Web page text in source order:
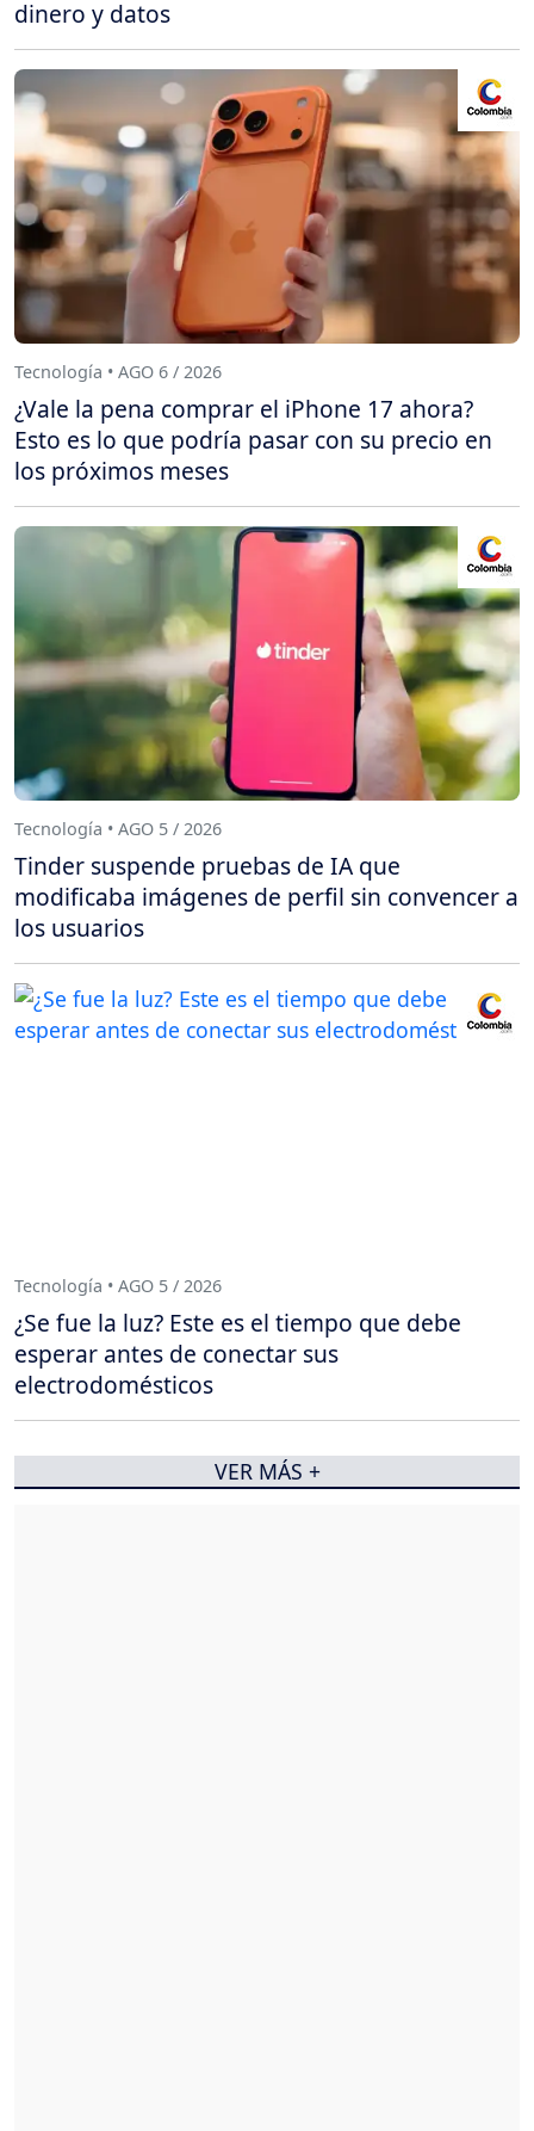
dinero y datos
Tecnología • AGO 6 / 2026
¿Vale la pena comprar el iPhone 17 ahora?
Esto es lo que podría pasar con su precio en
los próximos meses
Tecnología • AGO 5 / 2026
Tinder suspende pruebas de IA que
modificaba imágenes de perfil sin convencer a
los usuarios
Tecnología • AGO 5 / 2026
¿Se fue la luz? Este es el tiempo que debe
esperar antes de conectar sus
electrodomésticos
VER MÁS +